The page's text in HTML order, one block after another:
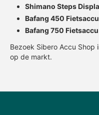
Shimano Steps
Bafang 450 Fietsaccu
Bafang 750 Fietsaccu
Bezoek Sibero Accu
op de markt.